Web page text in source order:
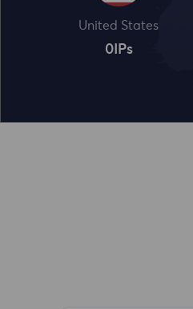
United States
0IPs